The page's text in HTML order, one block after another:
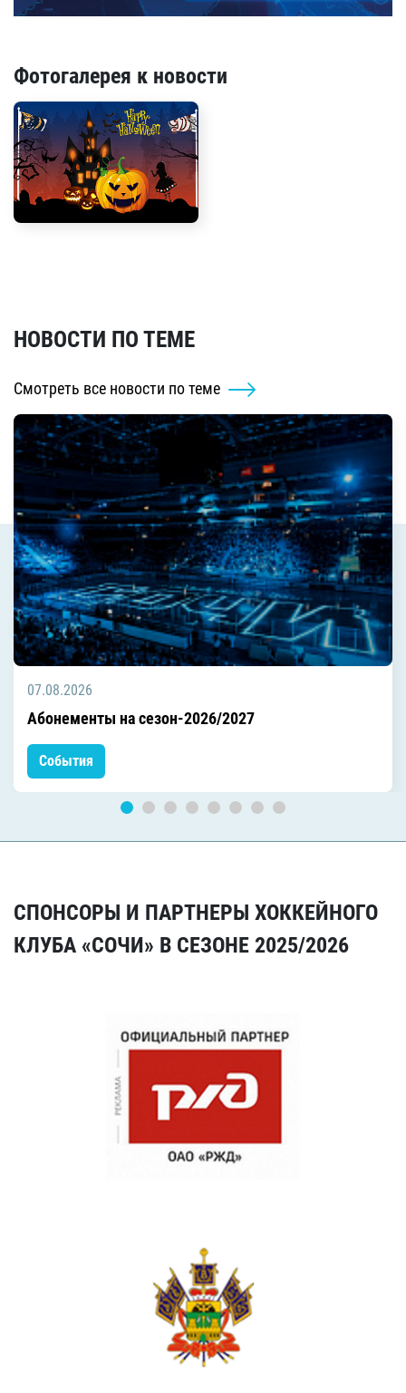
Фотогалерея к новости
НОВОСТИ ПО ТЕМЕ
Смотреть все новости по теме
07.08.2026
Абонементы на сезон-2026/2027
События
СПОНСОРЫ И ПАРТНЕРЫ ХОККЕЙНОГО
КЛУБА «СОЧИ» В СЕЗОНЕ 2025/2026